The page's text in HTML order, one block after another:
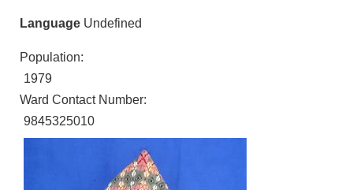
Language Undefined
Population:
1979
Ward Contact Number:
9845325010